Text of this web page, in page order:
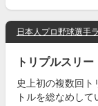
日本人プロ野球選手
トリプルスリー
史上初の複数回ト
トルを総なめし